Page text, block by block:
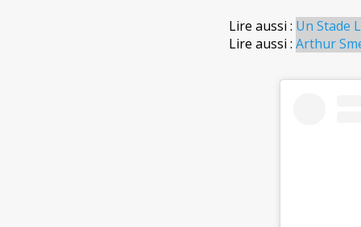
Lire aussi : Un Stade
Lire aussi : Arthur